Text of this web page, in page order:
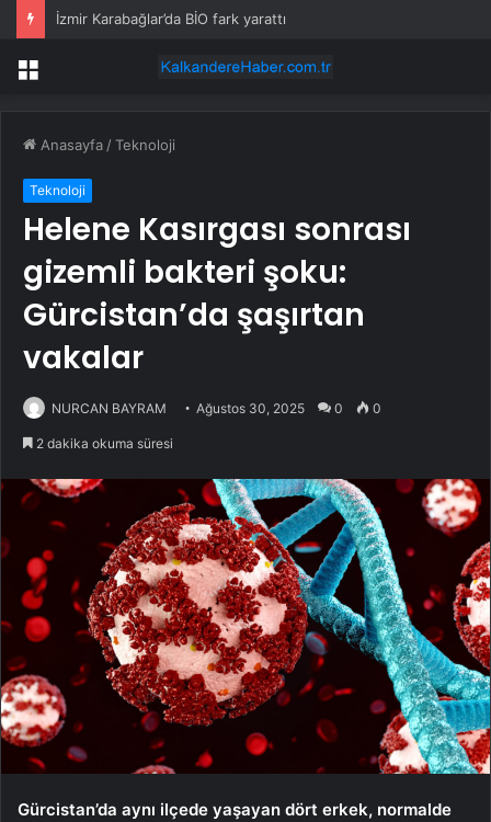
İzmir Karabağlar’da BİO fark yarattı
Menü
Anasayfa /Teknoloji
Teknoloji
Helene Kasırgası sonrası
gizemli bakteri şoku:
Gürcistan’da şaşırtan
vakalar
NURCAN BAYRAM Ağustos 30, 2025 0 0
2 dakika okuma süresi
Gürcistan’da aynı ilçede yaşayan dört erkek, normalde